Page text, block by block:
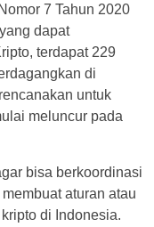
7 Tahun 2020
dapat
terdapat 229
di
untuk
meluncur pada
bisa berkoordinasi
aturan atau
di Indonesia.